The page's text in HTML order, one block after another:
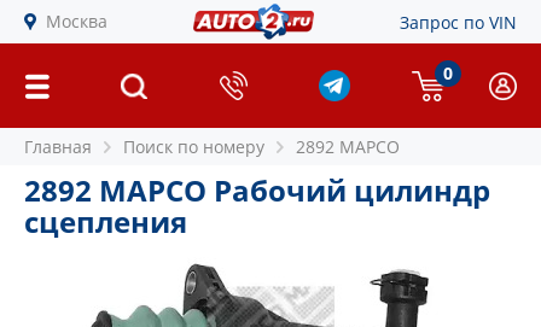
Москва Запрос по VIN
0
Главная Поиск по номеру 2892 MAPCO
2892 MAPCO Рабочий цилиндр
сцепления